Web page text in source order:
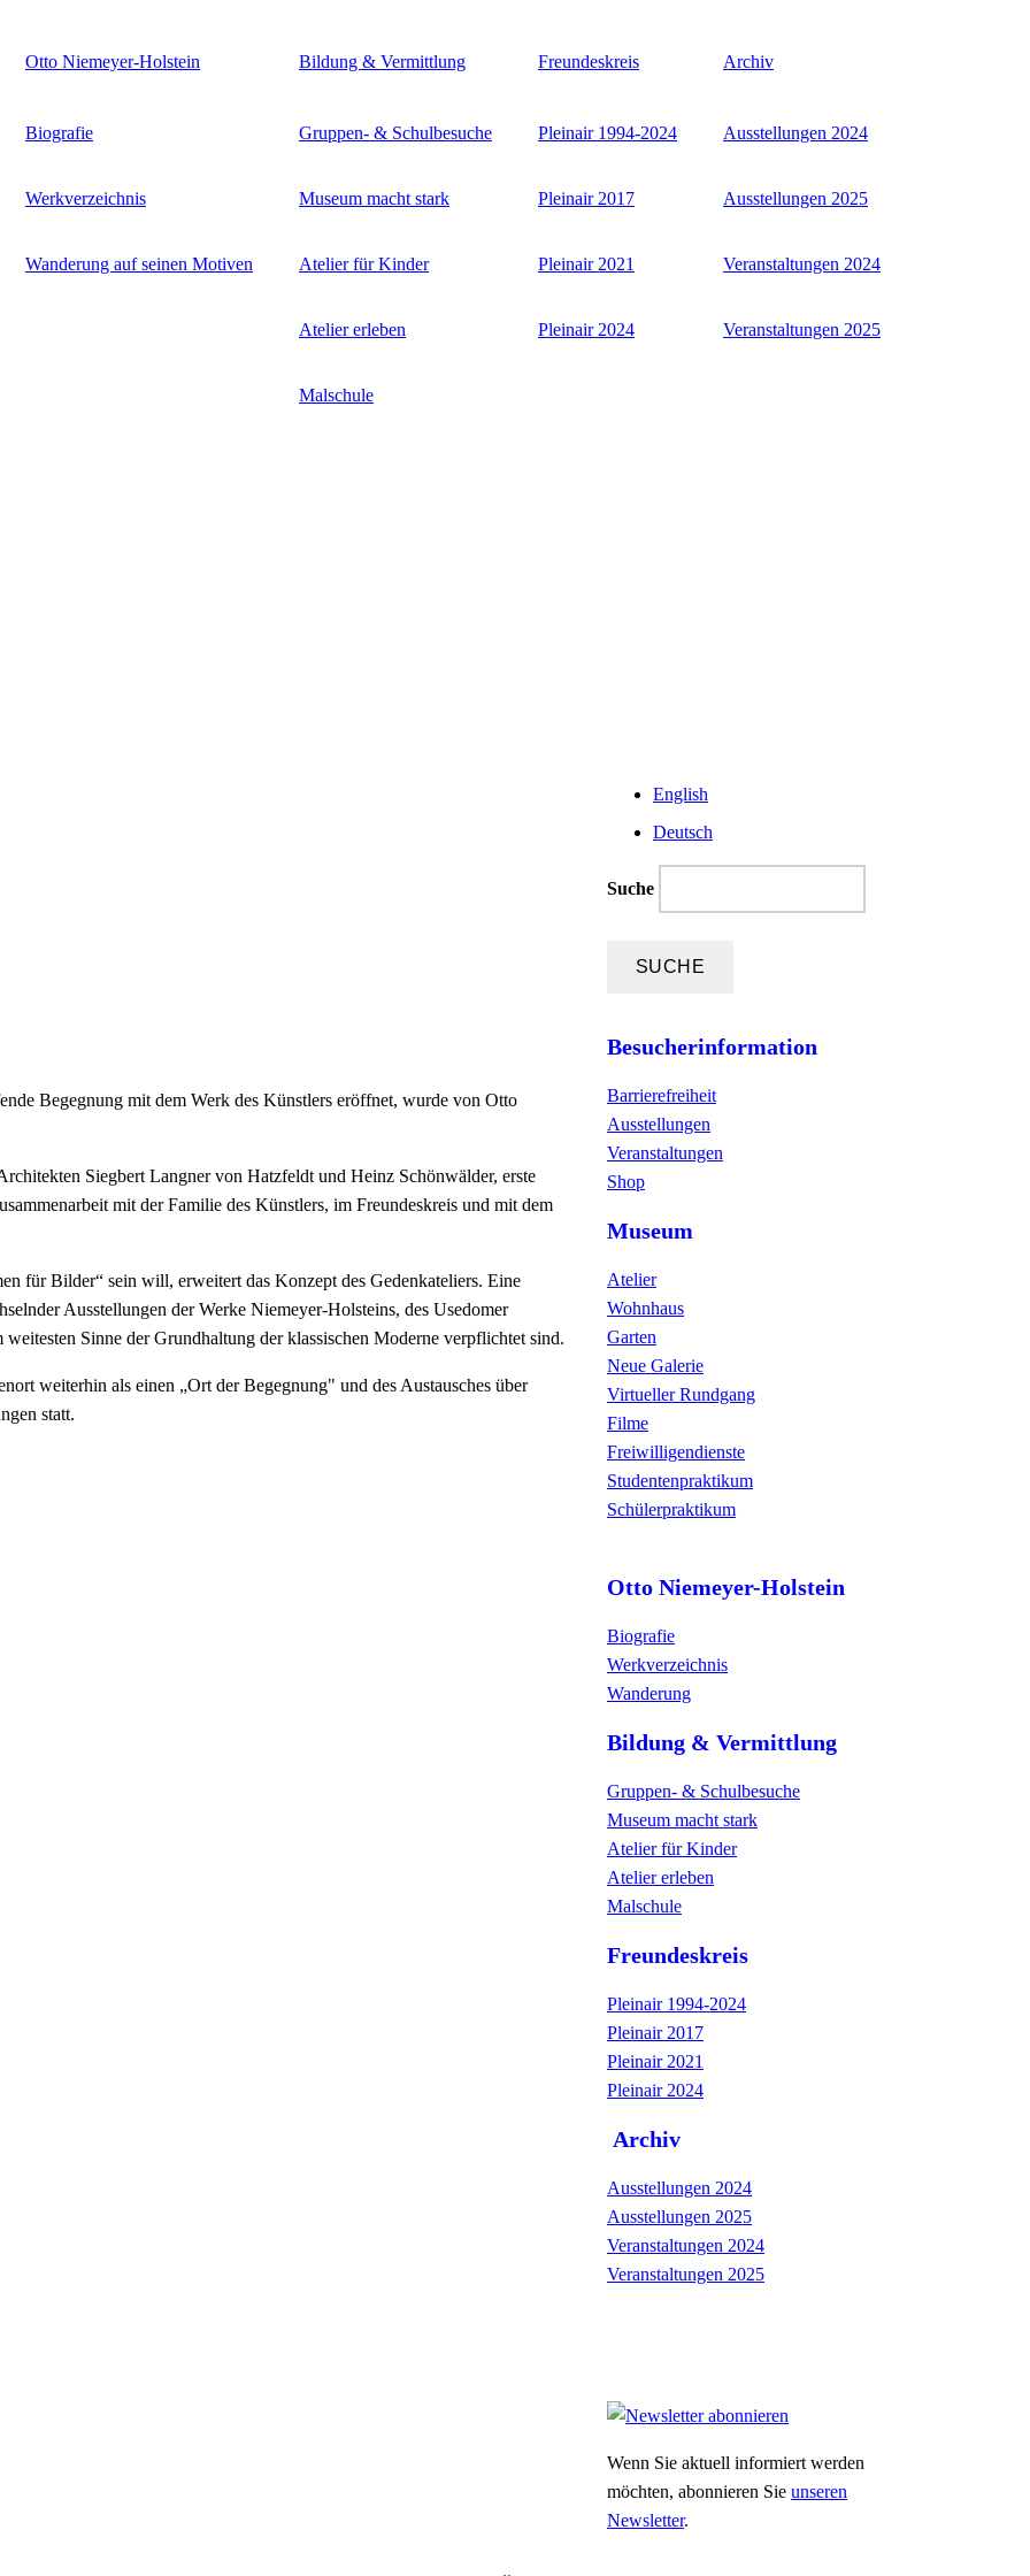
Otto Niemeyer-Holstein
Biografie
Werkverzeichnis
Wanderung auf seinen Motiven
Bildung & Vermittlung
Gruppen- & Schulbesuche
Museum macht stark
Atelier für Kinder
Atelier erleben
Malschule
Freundeskreis
Pleinair 1994-2024
Pleinair 2017
Pleinair 2021
Pleinair 2024
Archiv
Ausstellungen 2024
Ausstellungen 2025
Veranstaltungen 2024
Veranstaltungen 2025
Begegnung mit dem Werk des Künstlers eröffnet, wurde von Otto
Siegbert Langner von Hatzfeldt und Heinz Schönwälder, erste
mit der Familie des Künstlers, im Freundeskreis und mit dem
für Bilder“ sein will, erweitert das Konzept des Gedenkateliers. Eine
Ausstellungen der Werke Niemeyer-Holsteins, des Usedomer
Sinne der Grundhaltung der klassischen Moderne verpflichtet sind.
weiterhin als einen „Ort der Begegnung" und des Austausches über
statt.
English
Deutsch
Suche
Besucherinformation
Barrierefreiheit
Ausstellungen
Veranstaltungen
Shop
Museum
Atelier
Wohnhaus
Garten
Neue Galerie
Virtueller Rundgang
Filme
Freiwilligendienste
Studentenpraktikum
Schülerpraktikum
Otto Niemeyer-Holstein
Biografie
Werkverzeichnis
Wanderung
Bildung & Vermittlung
Gruppen- & Schulbesuche
Museum macht stark
Atelier für Kinder
Atelier erleben
Malschule
Freundeskreis
Pleinair 1994-2024
Pleinair 2017
Pleinair 2021
Pleinair 2024
Archiv
Ausstellungen 2024
Ausstellungen 2025
Veranstaltungen 2024
Veranstaltungen 2025
Wenn Sie aktuell informiert werden
möchten, abonnieren Sie unseren
Newsletter.